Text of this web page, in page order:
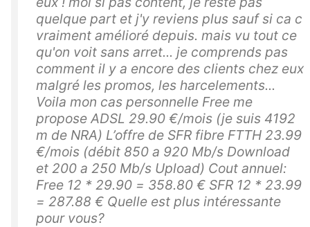
quelque part et j'y reviens plus sauf si ca c
vraiment amélioré depuis. mais vu tout ce
qu'on voit sans arret... je comprends pas
comment il y a encore des clients chez eux
malgré les promos, les harcelements...
Voila mon cas personnelle Free me
propose ADSL 29.90 €/mois (je suis 4192
m de NRA) L’offre de SFR fibre FTTH 23.99
€/mois (débit 850 a 920 Mb/s Download
et 200 a 250 Mb/s Upload) Cout annuel:
Free 12 * 29.90 = 358.80 € SFR 12 * 23.99
= 287.88 € Quelle est plus intéressante
pour vous?